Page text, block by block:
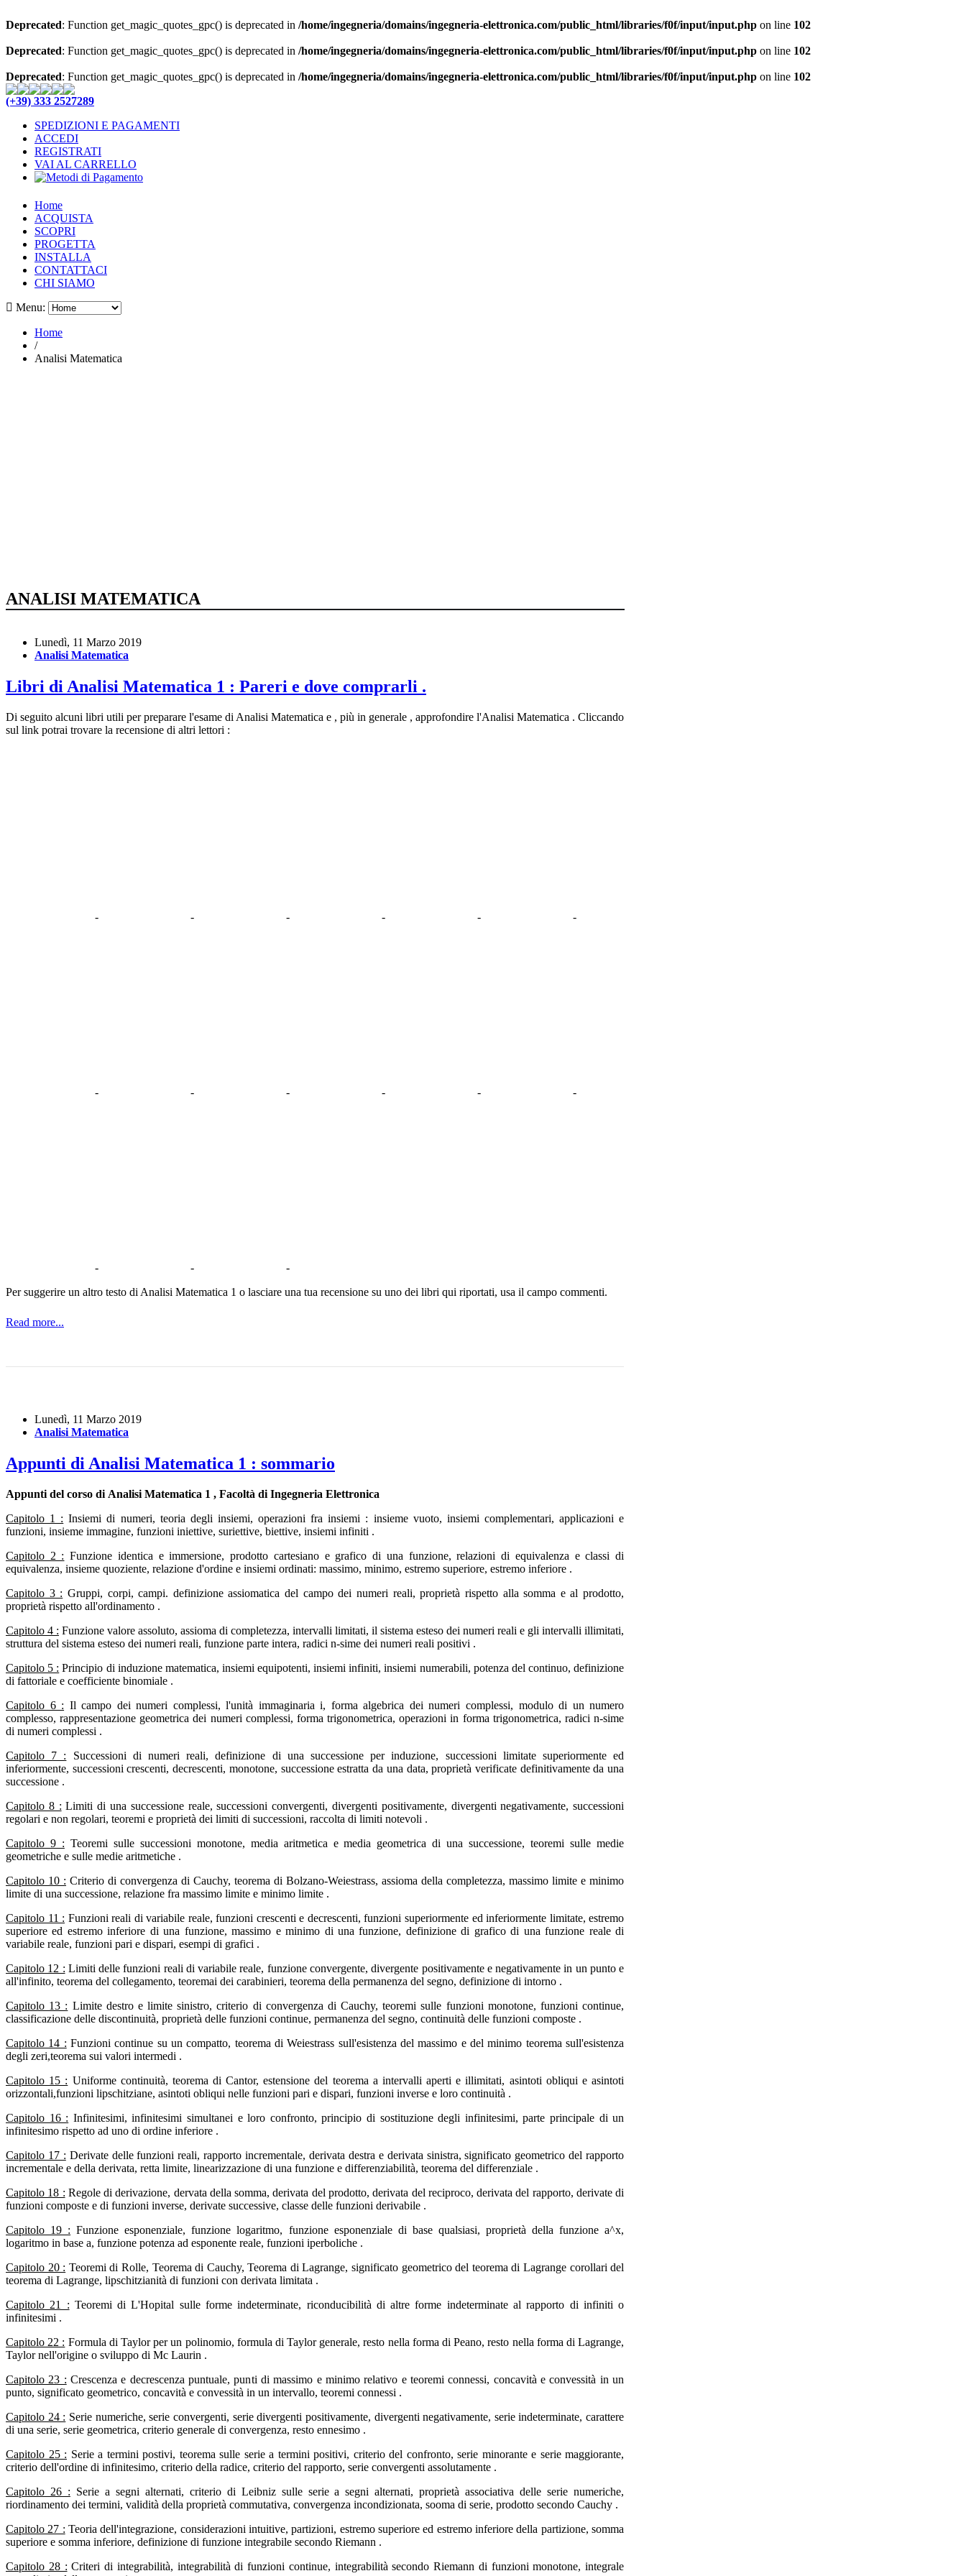
Deprecated: Function get_magic_quotes_gpc() is deprecated in /home/ingegneria/domains/ingegneria-elettronica.com/public_html/libraries/f0f/input/input.php on line 102
Deprecated: Function get_magic_quotes_gpc() is deprecated in /home/ingegneria/domains/ingegneria-elettronica.com/public_html/libraries/f0f/input/input.php on line 102
Deprecated: Function get_magic_quotes_gpc() is deprecated in /home/ingegneria/domains/ingegneria-elettronica.com/public_html/libraries/f0f/input/input.php on line 102
(+39) 333 2527289
SPEDIZIONI E PAGAMENTI
ACCEDI
REGISTRATI
VAI AL CARRELLO
Home
ACQUISTA
SCOPRI
PROGETTA
INSTALLA
CONTATTACI
CHI SIAMO
Menu:
Home
/
Analisi Matematica
ANALISI MATEMATICA
Lunedì, 11 Marzo 2019
Analisi Matematica
Libri di Analisi Matematica 1 : Pareri e dove comprarli .
Di seguito alcuni libri utili per preparare l'esame di Analisi Matematica e , più in generale , approfondire l'Analisi Matematica . Cliccando
sul link potrai trovare la recensione di altri lettori :
- - - - - -
- - - - - -
- -
-
Per suggerire un altro testo di Analisi Matematica 1 o lasciare una tua recensione su uno dei libri qui riportati, usa il campo commenti.
Read more...
Lunedì, 11 Marzo 2019
Analisi Matematica
Appunti di Analisi Matematica 1 : sommario
Appunti del corso di Analisi Matematica 1 , Facoltà di Ingegneria Elettronica
Capitolo 1 : Insiemi di numeri, teoria degli insiemi, operazioni fra insiemi : insieme vuoto, insiemi complementari, applicazioni e
funzioni, insieme immagine, funzioni iniettive, suriettive, biettive, insiemi infiniti .
Capitolo 2 : Funzione identica e immersione, prodotto cartesiano e grafico di una funzione, relazioni di equivalenza e classi di
equivalenza, insieme quoziente, relazione d'ordine e insiemi ordinati: massimo, minimo, estremo superiore, estremo inferiore .
Capitolo 3 : Gruppi, corpi, campi. definizione assiomatica del campo dei numeri reali, proprietà rispetto alla somma e al prodotto,
proprietà rispetto all'ordinamento .
Capitolo 4 : Funzione valore assoluto, assioma di completezza, intervalli limitati, il sistema esteso dei numeri reali e gli intervalli illimitati,
struttura del sistema esteso dei numeri reali, funzione parte intera, radici n-sime dei numeri reali positivi .
Capitolo 5 : Principio di induzione matematica, insiemi equipotenti, insiemi infiniti, insiemi numerabili, potenza del continuo, definizione
di fattoriale e coefficiente binomiale .
Capitolo 6 : Il campo dei numeri complessi, l'unità immaginaria i, forma algebrica dei numeri complessi, modulo di un numero
complesso, rappresentazione geometrica dei numeri complessi, forma trigonometrica, operazioni in forma trigonometrica, radici n-sime
di numeri complessi .
Capitolo 7 : Successioni di numeri reali, definizione di una successione per induzione, successioni limitate superiormente ed
inferiormente, successioni crescenti, decrescenti, monotone, successione estratta da una data, proprietà verificate definitivamente da una
successione .
Capitolo 8 : Limiti di una successione reale, successioni convergenti, divergenti positivamente, divergenti negativamente, successioni
regolari e non regolari, teoremi e proprietà dei limiti di successioni, raccolta di limiti notevoli .
Capitolo 9 : Teoremi sulle successioni monotone, media aritmetica e media geometrica di una successione, teoremi sulle medie
geometriche e sulle medie aritmetiche .
Capitolo 10 : Criterio di convergenza di Cauchy, teorema di Bolzano-Weiestrass, assioma della completezza, massimo limite e minimo
limite di una successione, relazione fra massimo limite e minimo limite .
Capitolo 11 : Funzioni reali di variabile reale, funzioni crescenti e decrescenti, funzioni superiormente ed inferiormente limitate, estremo
superiore ed estremo inferiore di una funzione, massimo e minimo di una funzione, definizione di grafico di una funzione reale di
variabile reale, funzioni pari e dispari, esempi di grafici .
Capitolo 12 : Limiti delle funzioni reali di variabile reale, funzione convergente, divergente positivamente e negativamente in un punto e
all'infinito, teorema del collegamento, teoremai dei carabinieri, teorema della permanenza del segno, definizione di intorno .
Capitolo 13 : Limite destro e limite sinistro, criterio di convergenza di Cauchy, teoremi sulle funzioni monotone, funzioni continue,
classificazione delle discontinuità, proprietà delle funzioni continue, permanenza del segno, continuità delle funzioni composte .
Capitolo 14 : Funzioni continue su un compatto, teorema di Weiestrass sull'esistenza del massimo e del minimo teorema sull'esistenza
degli zeri,teorema sui valori intermedi .
Capitolo 15 : Uniforme continuità, teorema di Cantor, estensione del teorema a intervalli aperti e illimitati, asintoti obliqui e asintoti
orizzontali,funzioni lipschitziane, asintoti obliqui nelle funzioni pari e dispari, funzioni inverse e loro continuità .
Capitolo 16 : Infinitesimi, infinitesimi simultanei e loro confronto, principio di sostituzione degli infinitesimi, parte principale di un
infinitesimo rispetto ad uno di ordine inferiore .
Capitolo 17 : Derivate delle funzioni reali, rapporto incrementale, derivata destra e derivata sinistra, significato geometrico del rapporto
incrementale e della derivata, retta limite, linearizzazione di una funzione e differenziabilità, teorema del differenziale .
Capitolo 18 : Regole di derivazione, dervata della somma, derivata del prodotto, derivata del reciproco, derivata del rapporto, derivate di
funzioni composte e di funzioni inverse, derivate successive, classe delle funzioni derivabile .
Capitolo 19 : Funzione esponenziale, funzione logaritmo, funzione esponenziale di base qualsiasi, proprietà della funzione a^x,
logaritmo in base a, funzione potenza ad esponente reale, funzioni iperboliche .
Capitolo 20 : Teoremi di Rolle, Teorema di Cauchy, Teorema di Lagrange, significato geometrico del teorema di Lagrange corollari del
teorema di Lagrange, lipschitzianità di funzioni con derivata limitata .
Capitolo 21 : Teoremi di L'Hopital sulle forme indeterminate, riconducibilità di altre forme indeterminate al rapporto di infiniti o
infinitesimi .
Capitolo 22 : Formula di Taylor per un polinomio, formula di Taylor generale, resto nella forma di Peano, resto nella forma di Lagrange,
Taylor nell'origine o sviluppo di Mc Laurin .
Capitolo 23 : Crescenza e decrescenza puntuale, punti di massimo e minimo relativo e teoremi connessi, concavità e convessità in un
punto, significato geometrico, concavità e convessità in un intervallo, teoremi connessi .
Capitolo 24 : Serie numeriche, serie convergenti, serie divergenti positivamente, divergenti negativamente, serie indeterminate, carattere
di una serie, serie geometrica, criterio generale di convergenza, resto ennesimo .
Capitolo 25 : Serie a termini postivi, teorema sulle serie a termini positivi, criterio del confronto, serie minorante e serie maggiorante,
criterio dell'ordine di infinitesimo, criterio della radice, criterio del rapporto, serie convergenti assolutamente .
Capitolo 26 : Serie a segni alternati, criterio di Leibniz sulle serie a segni alternati, proprietà associativa delle serie numeriche,
riordinamento dei termini, validità della proprietà commutativa, convergenza incondizionata, sooma di serie, prodotto secondo Cauchy .
Capitolo 27 : Teoria dell'integrazione, considerazioni intuitive, partizioni, estremo superiore ed estremo inferiore della partizione, somma
superiore e somma inferiore, definizione di funzione integrabile secondo Riemann .
Capitolo 28 : Criteri di integrabilità, integrabilità di funzioni continue, integrabilità secondo Riemann di funzioni monotone, integrale